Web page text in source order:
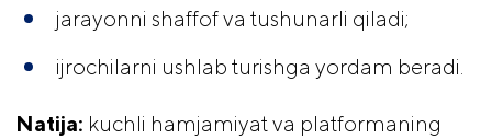
jarayonni shaffof va tushunarli qiladi;
ijrochilarni ushlab turishga yordam beradi.
Natija: kuchli hamjamiyat va platformaning